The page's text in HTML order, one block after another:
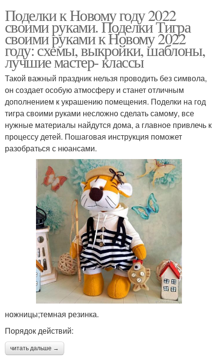
Поделки к Новому году 2022
своими руками. Поделки Тигра
своими руками к Новому 2022
году: схемы, выкройки, шаблоны,
лучшие мастер- классы
Такой важный праздник нельзя проводить без символа,
он создает особую атмосферу и станет отличным
дополнением к украшению помещения. Поделки на год
тигра своими руками несложно сделать самому, все
нужные материалы найдутся дома, а главное привлечь к
процессу детей. Пошаговая инструкция поможет
разобраться с нюансами.
ножницы;темная резинка.
Порядок действий:
читать дальше →